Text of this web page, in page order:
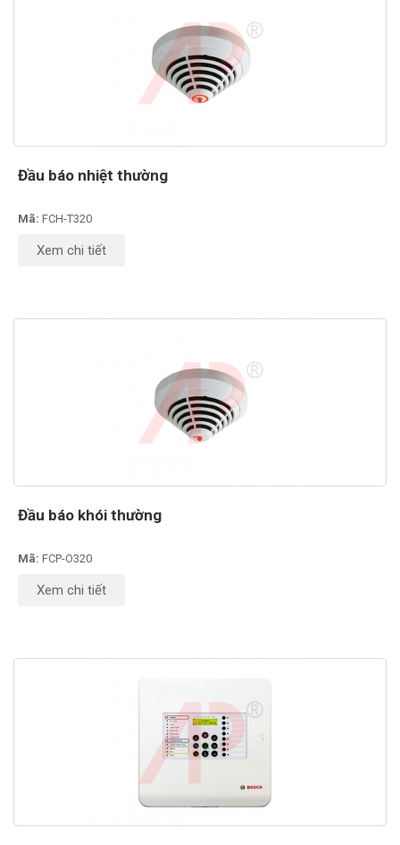
Đầu báo nhiệt thường
Mã: FCH-T320
Xem chi tiết
Đầu báo khói thường
Mã: FCP-O320
Xem chi tiết